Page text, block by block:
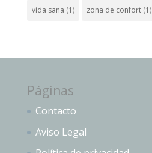
vida sana (1) zona de confort(1)
Páginas
Contacto
Aviso Legal